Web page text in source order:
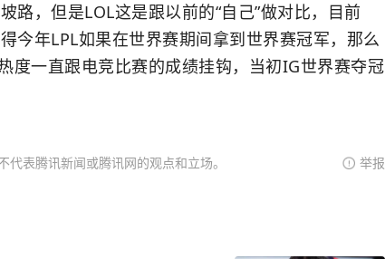
路，但是LOL这是跟以前的“自己”做对比，目前
今年LPL如果在世界赛期间拿到世界赛冠军，那么
度一直跟电竞比赛的成绩挂钩，当初IG世界赛夺冠
表腾讯新闻或腾讯网的观点和立场。 举报